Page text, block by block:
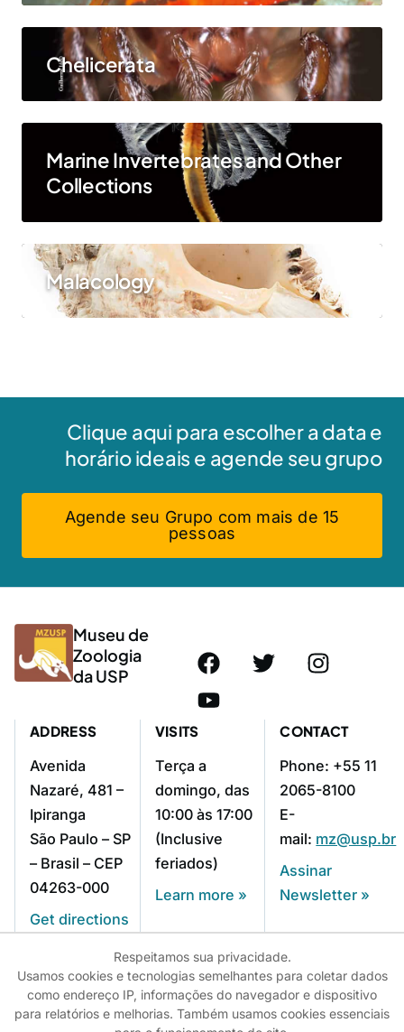
Chelicerata
Marine Invertebrates and Other
Collections
Malacology
Clique aqui para escolher a data e
horário ideais e agende seu grupo
Agende seu Grupo com mais de 15
pessoas
Museu de
Zoologia
da USP
ADDRESS
Avenida
Nazaré, 481 –
Ipiranga
São Paulo – SP
– Brasil – CEP
04263-000
Get directions
VISITS
Terça a
domingo, das
10:00 às 17:00
(Inclusive
feriados)
Learn more »
CONTACT
Phone: +55 11
2065-8100
E-
mail: mz@usp.br
Assinar
Newsletter »
© 2025 - USP - Universidade de São Paulo
Respeitamos sua privacidade.
Usamos cookies e tecnologias semelhantes para coletar dados
como endereço IP, informações do navegador e dispositivo
para relatórios e melhorias. Também usamos cookies essenciais